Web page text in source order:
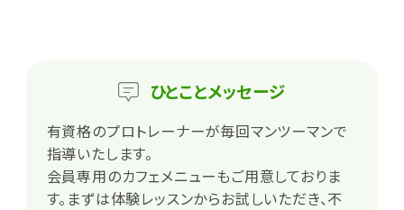
ひとことメッセージ
有資格のプロトレーナーが毎回マンツーマンで
指導いたします。
会員専用のカフェメニューもご用意しておりま
す。まずは体験レッスンからお試しいただき、不